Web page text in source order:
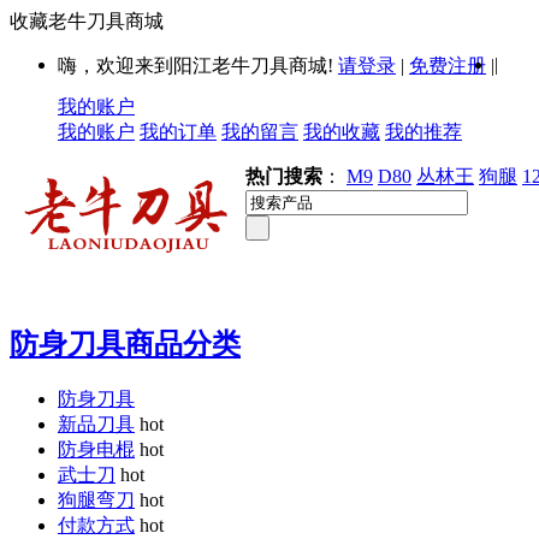
收藏老牛刀具商城
嗨，欢迎来到阳江老牛刀具商城! 请登录 | 免费注册 ||
我的账户
我的账户 我的订单 我的留言 我的收藏 我的推荐
热门搜索 ： M9 D80 丛林王 狗腿
防身刀具商品分类
防身刀具
新品刀具 hot
防身电棍 hot
武士刀 hot
狗腿弯刀 hot
付款方式 hot